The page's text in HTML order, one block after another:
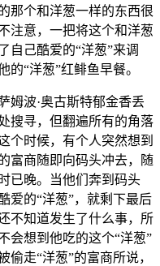
那个和洋葱一样的东西很
注意，一把将这个和洋葱
自己酷爱的“洋葱”来调
“洋葱”红鲱鱼早餐。
姆波·奥古斯特郁金香丢
搜寻，但翻遍所有的角落
个时候，有个人突然想到
富商随即向码头冲去，随
已晚。当他们奔到码头
爱的“洋葱”，就剩下最后
不知道发生了什么事，所
会想到他吃的这个“洋葱”
走“洋葱”的富商所说，